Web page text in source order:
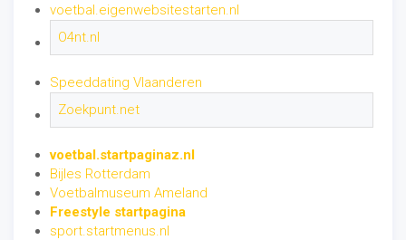
voetbal.eigenwebsitestarten.nl
O4nt.nl
Speeddating Vlaanderen
Zoekpunt.net
voetbal.startpaginaz.nl
Bijles Rotterdam
Voetbalmuseum Ameland
Freestyle startpagina
sport.startmenus.nl